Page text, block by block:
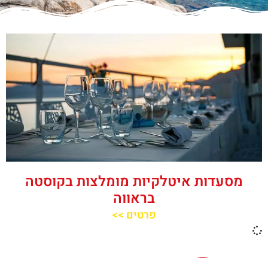
מסעדות איטלקיות מומלצות בקוסטה
בראווה
פרטים >>